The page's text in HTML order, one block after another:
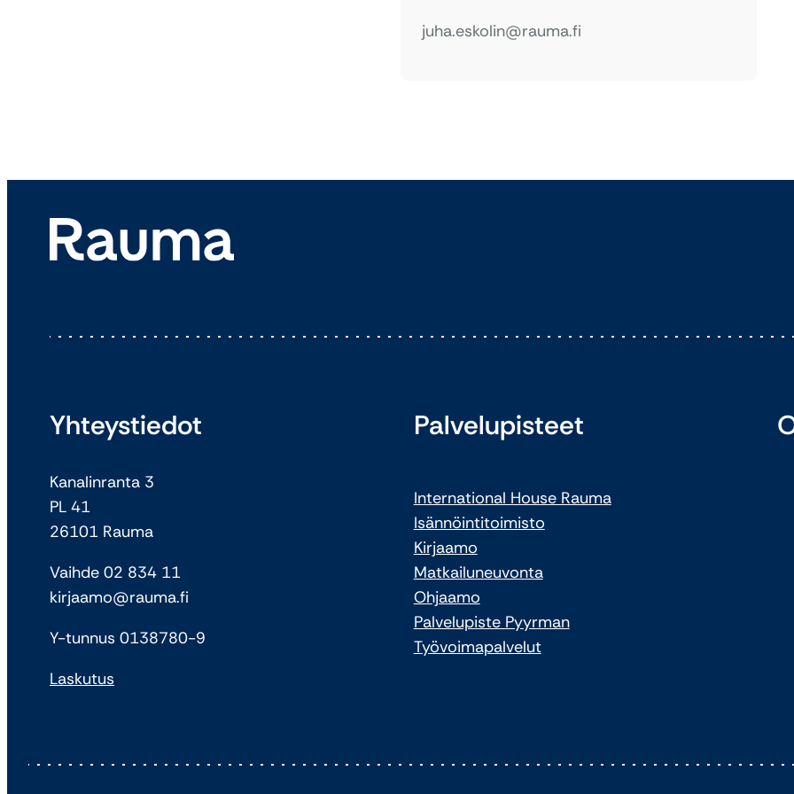
juha.eskolin@rauma.fi
Yhteystiedot
Kanalinranta 3
PL 41
26101 Rauma
Vaihde 02 834 11
kirjaamo@rauma.fi
Y-tunnus 0138780-9
Laskutus
Palvelupisteet
International House Rauma
Isännöintitoimisto
Kirjaamo
Matkailuneuvonta
Ohjaamo
Palvelupiste Pyyrman
Työvoimapalvelut